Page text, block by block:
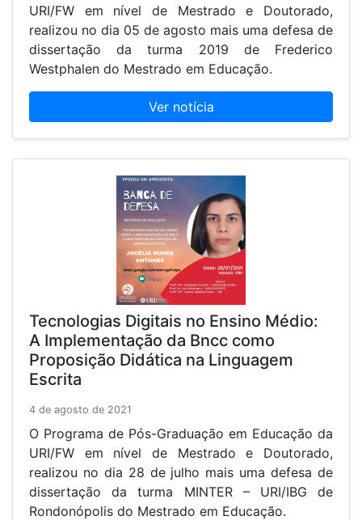
URI/FW em nível de Mestrado e Doutorado,
realizou no dia 05 de agosto mais uma defesa de
dissertação da turma 2019 de Frederico
Westphalen do Mestrado em Educação.
Ver notícia
Tecnologias Digitais no Ensino Médio:
A Implementação da Bncc como
Proposição Didática na Linguagem
Escrita
4 de agosto de 2021
O Programa de Pós-Graduação em Educação da
URI/FW em nível de Mestrado e Doutorado,
realizou no dia 28 de julho mais uma defesa de
dissertação da turma MINTER – URI/IBG de
Rondonópolis do Mestrado em Educação.